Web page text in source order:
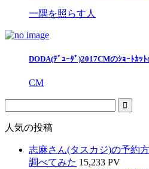
一隅を照らす人
DODA(ﾃﾞｭｰﾀﾞ)2017CMのｼｮｰﾄｶｯ
CM
人気の投稿
志麻さん(タスカジ)の予約
調べてみた 15,233 PV